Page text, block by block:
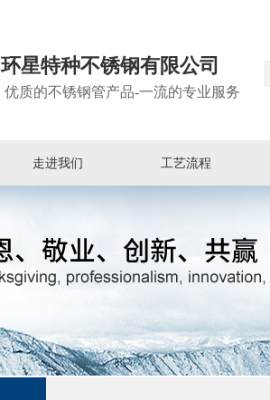
环星特种不锈钢有限公司
优质的不锈钢管产品-一流的专业服务
走进我们 工艺流程